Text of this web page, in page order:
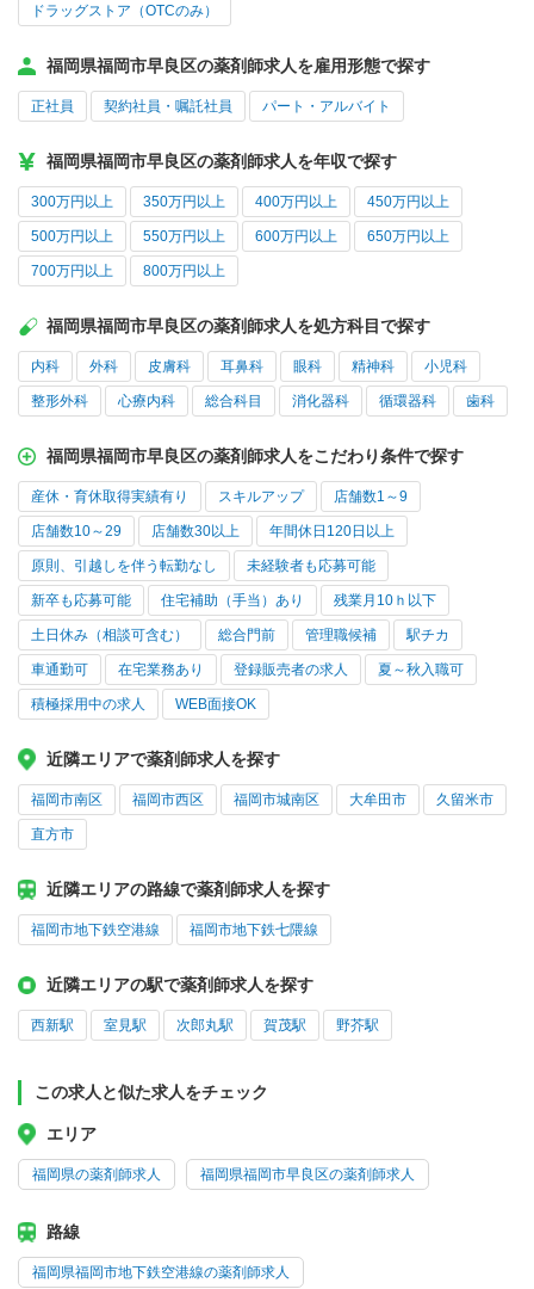
ドラッグストア（OTCのみ）
福岡県福岡市早良区の薬剤師求人を雇用形態で探す
正社員 契約社員・嘱託社員 パート・アルバイト
福岡県福岡市早良区の薬剤師求人を年収で探す
300万円以上 350万円以上 400万円以上 450万円以上
500万円以上 550万円以上 600万円以上 650万円以上
700万円以上 800万円以上
福岡県福岡市早良区の薬剤師求人を処方科目で探す
内科 外科 皮膚科 耳鼻科 眼科 精神科 小児科
整形外科 心療内科 総合科目 消化器科 循環器科 歯科
福岡県福岡市早良区の薬剤師求人をこだわり条件で探す
産休・育休取得実績有り スキルアップ 店舗数1～9
店舗数10～29 店舗数30以上 年間休日120日以上
原則、引越しを伴う転勤なし 未経験者も応募可能
新卒も応募可能 住宅補助（手当）あり 残業月10ｈ以下
土日休み（相談可含む） 総合門前 管理職候補 駅チカ
車通勤可 在宅業務あり 登録販売者の求人 夏～秋入職可
積極採用中の求人 WEB面接OK
近隣エリアで薬剤師求人を探す
福岡市南区 福岡市西区 福岡市城南区 大牟田市 久留米市
直方市
近隣エリアの路線で薬剤師求人を探す
福岡市地下鉄空港線 福岡市地下鉄七隈線
近隣エリアの駅で薬剤師求人を探す
西新駅 室見駅 次郎丸駅 賀茂駅 野芥駅
この求人と似た求人をチェック
エリア
福岡県の薬剤師求人 福岡県福岡市早良区の薬剤師求人
路線
福岡県福岡市地下鉄空港線の薬剤師求人